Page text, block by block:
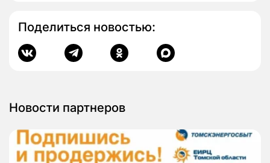
Поделиться новостью:
Новости партнеров